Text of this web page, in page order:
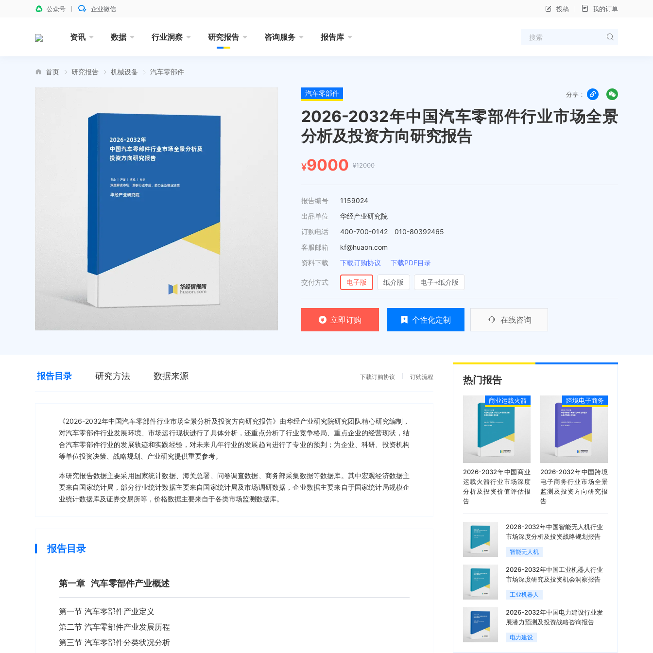
公众号 企业微信 投稿 我的订单
资讯 数据 行业洞察 研究报告 咨询服务 报告库
首页 研究报告 机械设备 汽车零部件
汽车零部件 分享：
2026-2032年中国汽车零部件行业市场全景
分析及投资方向研究报告
¥9000 ¥12000
报告编号
1159024
出品单位
华经产业研究院
订购电话
400-700-0142 010-80392465
客服邮箱
kf@huaon.com
资料下载
下载订购协议 下载PDF目录
交付方式 电子版 纸介版 电子+纸介版
立即订购 个性化定制 在线咨询
报告目录 研究方法 数据来源 下载订购协议 订购流程
《2026-2032年中国汽车零部件行业市场全景分析及投资方向研究报告》由华经产业研究院研究团队精心研究编制，
对汽车零部件行业发展环境、市场运行现状进行了具体分析，还重点分析了行业竞争格局、重点企业的经营现状，结
合汽车零部件行业的发展轨迹和实践经验，对未来几年行业的发展趋向进行了专业的预判；为企业、科研、投资机构
等单位投资决策、战略规划、产业研究提供重要参考。
本研究报告数据主要采用国家统计数据、海关总署、问卷调查数据、商务部采集数据等数据库。其中宏观经济数据主
要来自国家统计局，部分行业统计数据主要来自国家统计局及市场调研数据，企业数据主要来自于国家统计局规模企
业统计数据库及证券交易所等，价格数据主要来自于各类市场监测数据库。
报告目录
第一章 汽车零部件产业概述
第一节 汽车零部件产业定义
第二节 汽车零部件产业发展历程
第三节 汽车零部件分类状况分析
热门报告
商业运载火箭
2026-2032年中国商业
运载火箭行业市场深度
分析及投资价值评估报
告
跨境电子商务
2026-2032年中国跨境
电子商务行业市场全景
监测及投资方向研究报
告
2026-2032年中国智能无人机行业
市场深度分析及投资战略规划报告
智能无人机
2026-2032年中国工业机器人行业
市场深度研究及投资机会洞察报告
工业机器人
2026-2032年中国电力建设行业发
展潜力预测及投资战略咨询报告
电力建设